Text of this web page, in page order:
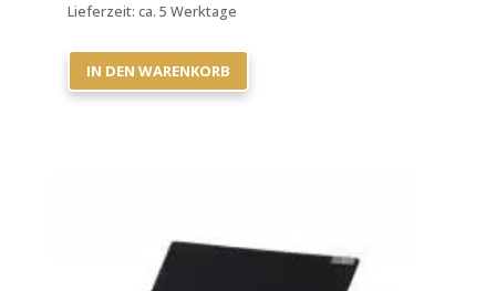
Lieferzeit: ca. 5 Werktage
IN DEN WARENKORB